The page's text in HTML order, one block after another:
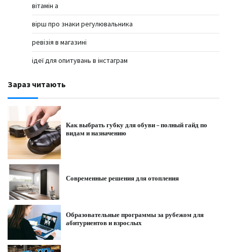
вітамін а
вірш про знаки регулювальника
ревізія в магазині
ідеї для опитувань в інстаграм
Зараз читають
Как выбрать губку для обуви – полный гайд по
видам и назначению
Современные решения для отопления
Образовательные программы за рубежом для
абитуриентов и взрослых